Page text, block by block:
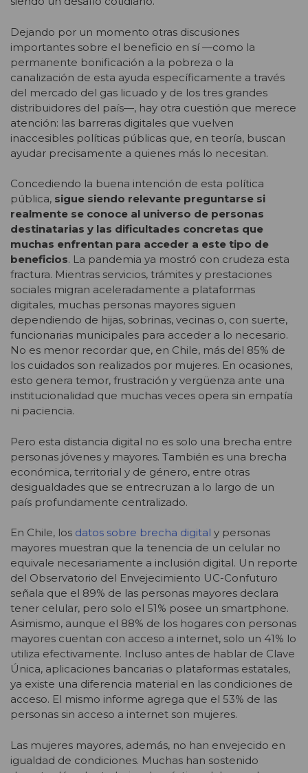
Dejando por un momento otras discusiones
importantes sobre el beneficio en sí —como la
permanente bonificación a la pobreza o la
canalización de esta ayuda específicamente a través
del mercado del gas licuado y de los tres grandes
distribuidores del país—, hay otra cuestión que merece
atención: las barreras digitales que vuelven
inaccesibles políticas públicas que, en teoría, buscan
ayudar precisamente a quienes más lo necesitan.
Concediendo la buena intención de esta política
pública, sigue siendo relevante preguntarse si
realmente se conoce al universo de personas
destinatarias y las dificultades concretas que
muchas enfrentan para acceder a este tipo de
beneficios. La pandemia ya mostró con crudeza esta
fractura. Mientras servicios, trámites y prestaciones
sociales migran aceleradamente a plataformas
digitales, muchas personas mayores siguen
dependiendo de hijas, sobrinas, vecinas o, con suerte,
funcionarias municipales para acceder a lo necesario.
No es menor recordar que, en Chile, más del 85% de
los cuidados son realizados por mujeres. En ocasiones,
esto genera temor, frustración y vergüenza ante una
institucionalidad que muchas veces opera sin empatía
ni paciencia.
Pero esta distancia digital no es solo una brecha entre
personas jóvenes y mayores. También es una brecha
económica, territorial y de género, entre otras
desigualdades que se entrecruzan a lo largo de un
país profundamente centralizado.
En Chile, los datos sobre brecha digital y personas
mayores muestran que la tenencia de un celular no
equivale necesariamente a inclusión digital. Un reporte
del Observatorio del Envejecimiento UC-Confuturo
señala que el 89% de las personas mayores declara
tener celular, pero solo el 51% posee un smartphone.
Asimismo, aunque el 88% de los hogares con personas
mayores cuentan con acceso a internet, solo un 41% lo
utiliza efectivamente. Incluso antes de hablar de Clave
Única, aplicaciones bancarias o plataformas estatales,
ya existe una diferencia material en las condiciones de
acceso. El mismo informe agrega que el 53% de las
personas sin acceso a internet son mujeres.
Las mujeres mayores, además, no han envejecido en
igualdad de condiciones. Muchas han sostenido